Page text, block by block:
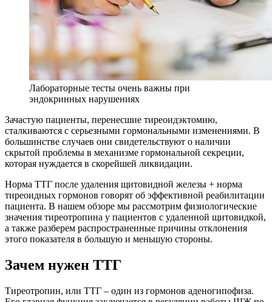
Лабораторные тесты очень важны при
эндокринных нарушениях
Зачастую пациенты, перенесшие тиреоидэктомию,
сталкиваются с серьезными гормональными изменениями. В
большинстве случаев они свидетельствуют о наличии
скрытой проблемы в механизме гормональной секреции,
которая нуждается в скорейшей ликвидации.
Норма ТТГ после удаления щитовидной железы + норма
тиреоидных гормонов говорят об эффективной реабилитации
пациента. В нашем обзоре мы рассмотрим физиологические
значения тиреотропина у пациентов с удаленной щитовидкой,
а также разберем распространенные причины отклонения
этого показателя в большую и меньшую стороны.
Зачем нужен ТТГ
Тиреотропин, или ТТГ – один из гормонов аденогипофиза.